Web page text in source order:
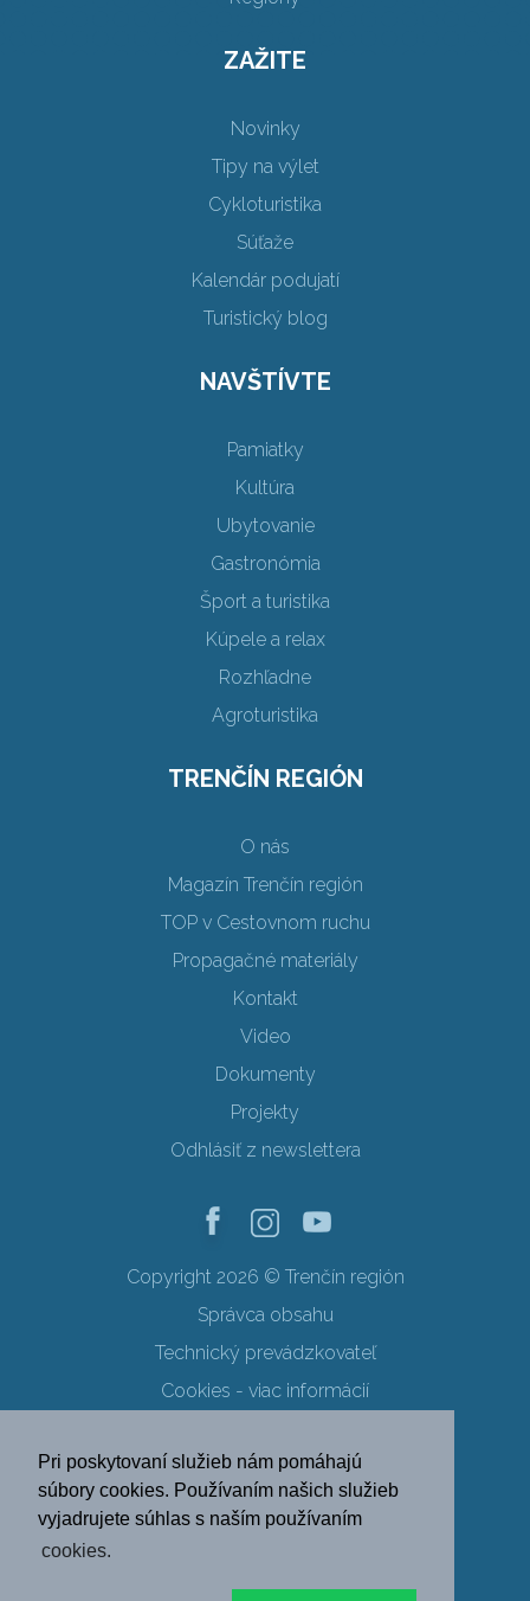
Pri poskytovaní služieb nám pomáhajú
súbory cookies. Používaním našich služieb
vyjadrujete súhlas s naším používaním
cookies.
ZAŽITE
Novinky
Tipy na výlet
Cykloturistika
Súťaže
Kalendár podujatí
Turistický blog
NAVŠTÍVTE
Pamiatky
Kultúra
Ubytovanie
Gastronómia
Šport a turistika
Kúpele a relax
Rozhľadne
Agroturistika
TRENČÍN REGIÓN
O nás
Magazín Trenčín región
TOP v Cestovnom ruchu
Propagačné materiály
Kontakt
Video
Dokumenty
Projekty
Odhlásiť z newslettera
Copyright 2026 © Trenčín región
Správca obsahu
Technický prevádzkovateľ
Cookies - viac informácií
Ochrana osobných údajov
SK EN DE
PL